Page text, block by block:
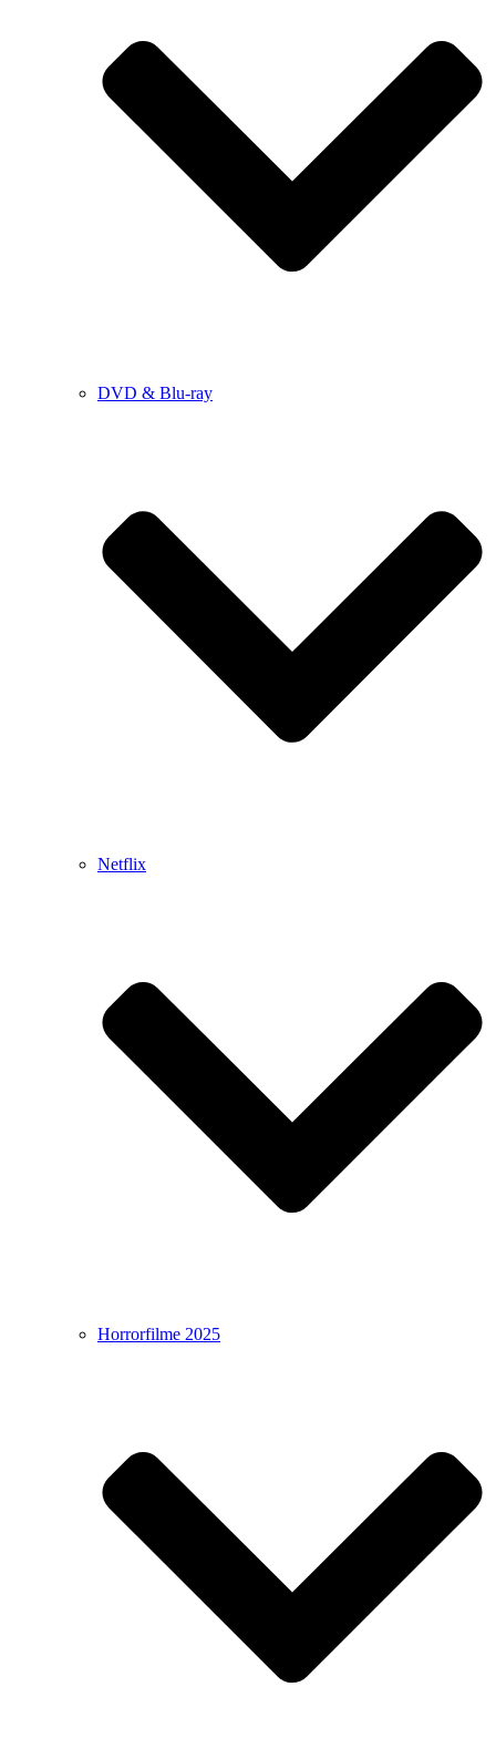
DVD & Blu-ray
Netflix
Horrorfilme 2025